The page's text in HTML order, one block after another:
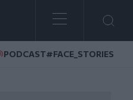
PODCAST#FACE_STORIES